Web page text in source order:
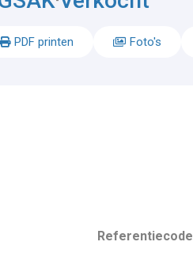
PDF printen Foto's
Referentiecode